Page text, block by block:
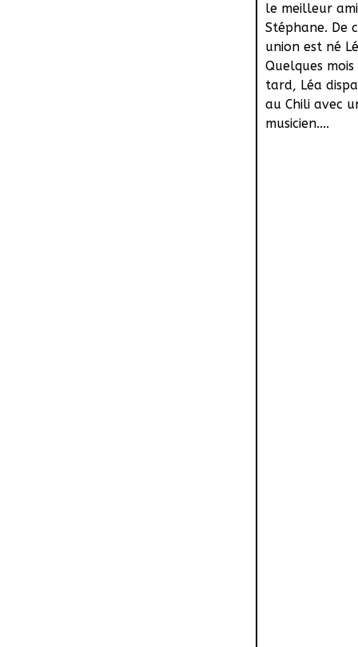
le meilleur
Stéphane. De
union est né
Quelques
tard, Léa
au Chili avec
musicien....